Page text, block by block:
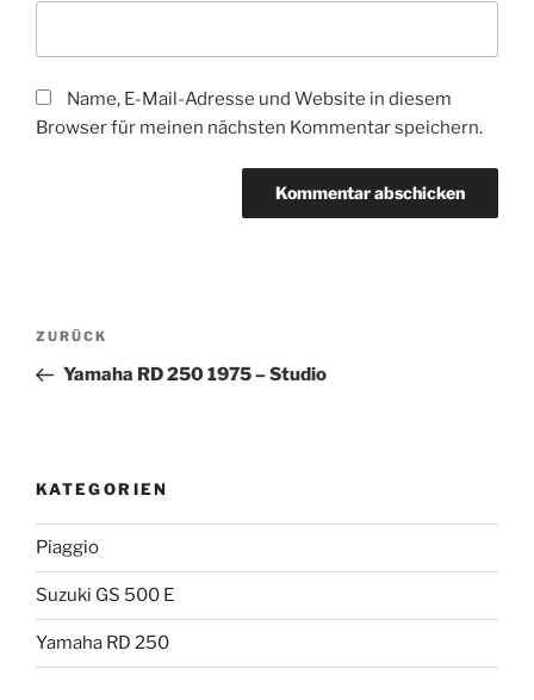
Name, E-Mail-Adresse und Website in diesem
Browser für meinen nächsten Kommentar speichern.
Beitragsnavigation
Vorheriger
Beitrag
ZURÜCK
Yamaha RD 250 1975 – Studio
KATEGORIEN
Piaggio
Suzuki GS 500 E
Yamaha RD 250